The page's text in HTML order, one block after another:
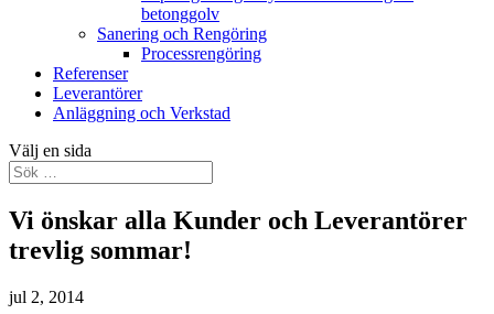
betonggolv
Sanering och Rengöring
Processrengöring
Referenser
Leverantörer
Anläggning och Verkstad
Välj en sida
Vi önskar alla Kunder och Leverantörer
trevlig sommar!
jul 2, 2014